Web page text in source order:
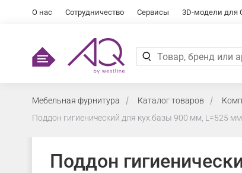
О нас Сотрудничество Сервисы 3D-модели для
Мебельная фурнитура Каталог товаров
Поддон гигиенический для кух.базы 900 мм, L=525
Поддон